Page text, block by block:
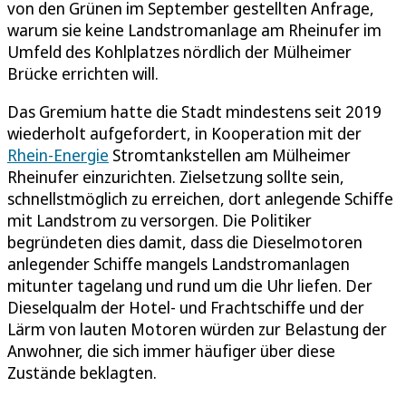
von den Grünen im September gestellten Anfrage,
warum sie keine Landstromanlage am Rheinufer im
Umfeld des Kohlplatzes nördlich der Mülheimer
Brücke errichten will.
Das Gremium hatte die Stadt mindestens seit 2019
wiederholt aufgefordert, in Kooperation mit der
Rhein-Energie Stromtankstellen am Mülheimer
Rheinufer einzurichten. Zielsetzung sollte sein,
schnellstmöglich zu erreichen, dort anlegende Schiffe
mit Landstrom zu versorgen. Die Politiker
begründeten dies damit, dass die Dieselmotoren
anlegender Schiffe mangels Landstromanlagen
mitunter tagelang und rund um die Uhr liefen. Der
Dieselqualm der Hotel- und Frachtschiffe und der
Lärm von lauten Motoren würden zur Belastung der
Anwohner, die sich immer häufiger über diese
Zustände beklagten.